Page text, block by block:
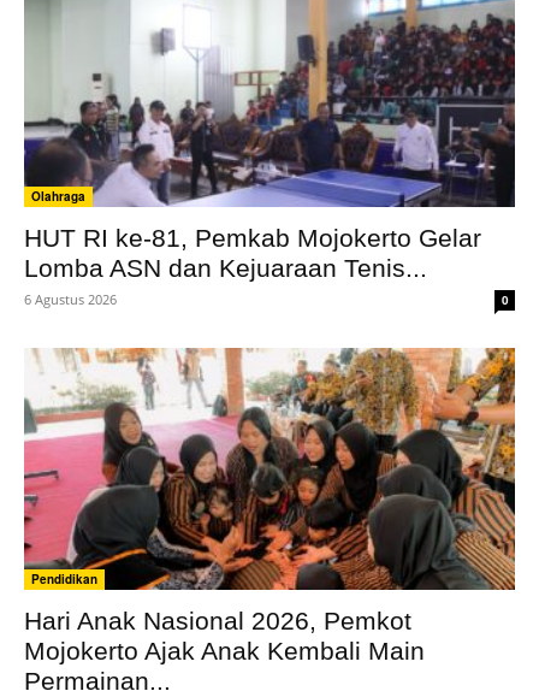
Olahraga
HUT RI ke-81, Pemkab Mojokerto Gelar
Lomba ASN dan Kejuaraan Tenis...
6 Agustus 2026 0
Pendidikan
Hari Anak Nasional 2026, Pemkot
Mojokerto Ajak Anak Kembali Main
Permainan...